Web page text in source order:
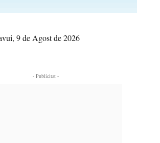
9 de Agost de 2026
- Publicitat -